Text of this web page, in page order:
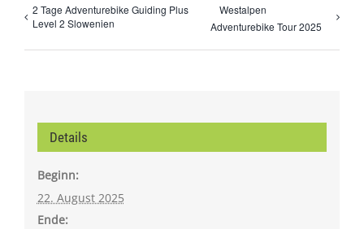
2 Tage Adventurebike Guiding Plus
Level 2 Slowenien
Westalpen
Adventurebike Tour 2025
Details
Beginn:
22. August 2025
Ende: